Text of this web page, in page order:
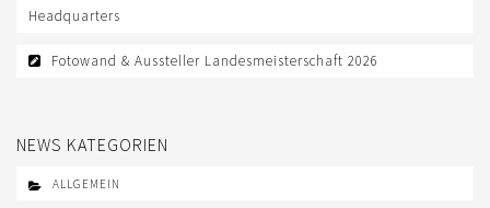
Headquarters
Fotowand & Aussteller Landesmeisterschaft 2026
NEWS KATEGORIEN
ALLGEMEIN